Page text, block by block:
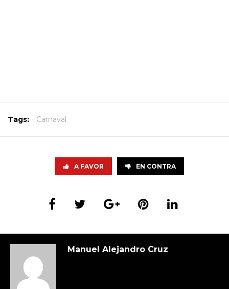
Tags: Carnaval
A FAVOR EN CONTRA
Manuel Alejandro Cruz